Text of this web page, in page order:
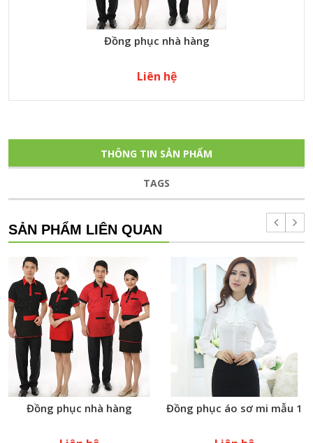
Đồng phục nhà hàng
Liên hệ
THÔNG TIN SẢN PHẨM
TAGS
SẢN PHẨM LIÊN QUAN
Đồng phục nhà hàng Đồng phục áo sơ mi mẫu 1